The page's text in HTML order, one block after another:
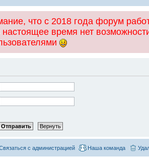
что с 2018 года форум
время нет
Наша команда
с администрацией